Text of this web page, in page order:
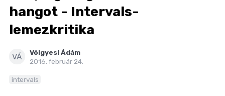
BESZÁMOLÓK
INTERJÚK
PREMIEREK
hangot - Intervals-
lemezkritika
VÁ
Völgyesi Ádám
2016. február 24.
intervals